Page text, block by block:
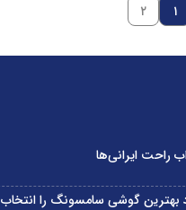
۱ ۲
بهترین گوشی سامسونگ را انتخاب